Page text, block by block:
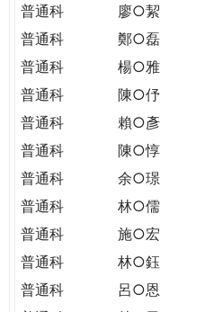
民。
WAGOR
TODAY
THE
WORLD
TOMORROW
PUTTING
普通科
廖○絜
普通科
鄭○磊
普通科
楊○雅
普通科
陳○伃
普通科
賴○彥
普通科
陳○惇
普通科
余○璟
普通科
林○儒
普通科
施○宏
普通科
林○鈺
普通科
呂○恩